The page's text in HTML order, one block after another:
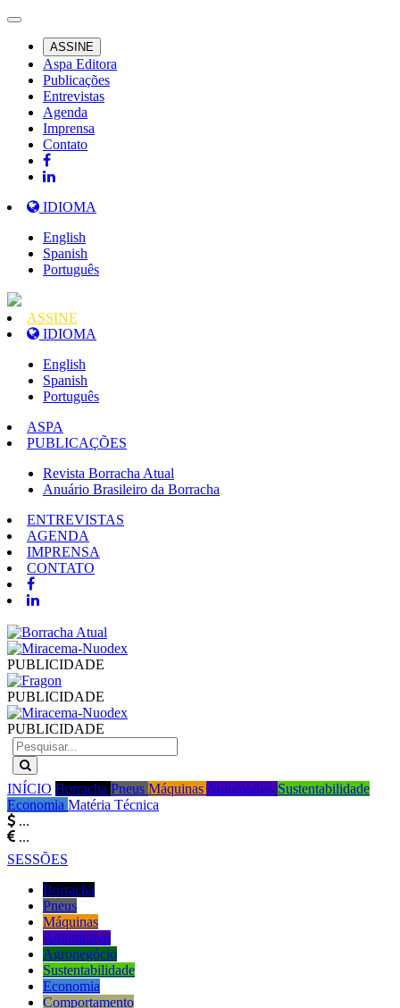
ASSINE
Aspa Editora
Publicações
Entrevistas
Agenda
Imprensa
Contato
IDIOMA
English
Spanish
Português
ASSINE
IDIOMA
English
Spanish
Português
ASPA
PUBLICAÇÕES
Revista Borracha Atual
Anuário Brasileiro da Borracha
ENTREVISTAS
AGENDA
IMPRENSA
CONTATO
PUBLICIDADE
PUBLICIDADE
PUBLICIDADE
INÍCIO Borracha Pneus Máquinas Automotivo Sustentabilidade
Economia Matéria Técnica
...
...
SESSÕES
Borracha
Pneus
Máquinas
Automotivo
Agronegócio
Sustentabilidade
Economia
Comportamento